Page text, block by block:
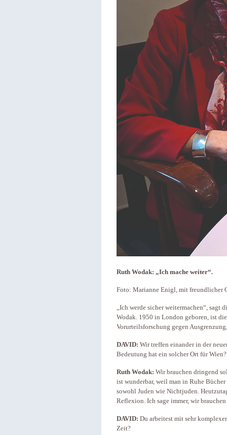
Ruth Wodak: „Ich mache weiter“.
Foto: Marianne Enigl, mit freundlicher
„Ich werde sicher weitermachen“, sagt
Wodak. 1950 in London geboren, ist
Vorurteilsforschung gegen
DAVID: Wir treffen einander in der
Bedeutung hat ein solcher Ort für Wien?
Ruth Wodak: Wir brauchen dringend
ist wunderbar, weil man in Ruhe
sowohl Juden wie Nichtjuden.
Reflexion. Ich sage immer, wir
DAVID: Du arbeitest mit sehr
Zeit?